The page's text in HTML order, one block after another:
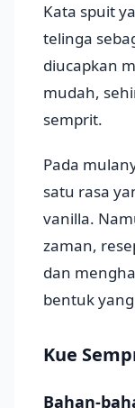
Kata spuit
telinga
diucapkan
mudah,
semprit.
Pada
satu rasa
vanilla.
zaman,
dan
bentuk
Kue
Bahan-